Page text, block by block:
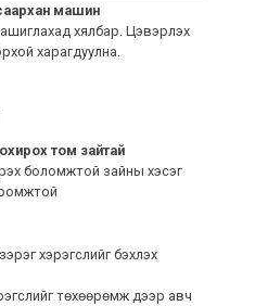
машин
хялбар. Цэвэрлэх
харагдуулна.
том зайтай
боломжтой зайны хэсэг
хэрэгслийг бэхлэх
төхөөрөмж дээр авч